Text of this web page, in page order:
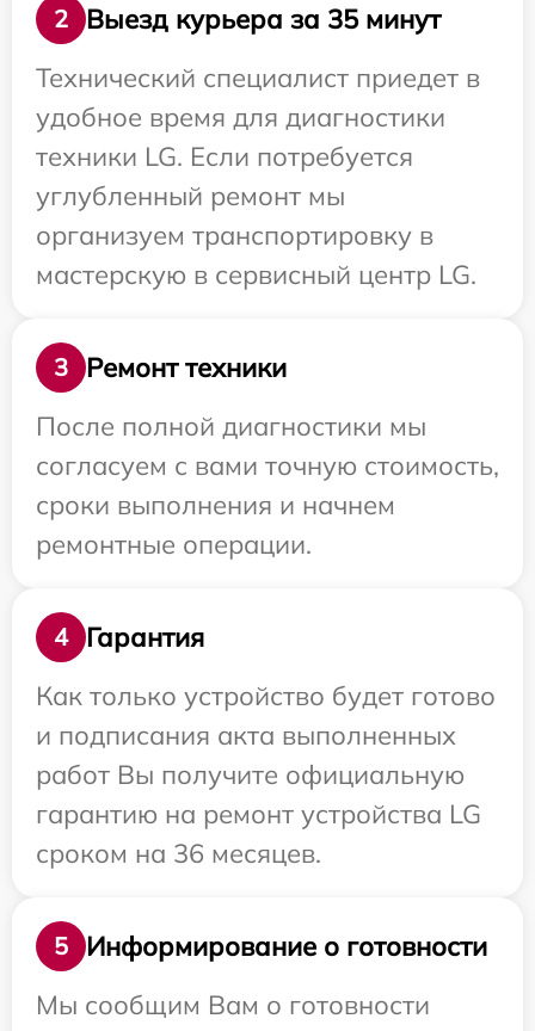
2
Выезд курьера за 35 минут
Технический специалист приедет в
удобное время для диагностики
техники LG. Если потребуется
углубленный ремонт мы
организуем транспортировку в
мастерскую в сервисный центр LG.
3
Ремонт техники
После полной диагностики мы
согласуем с вами точную стоимость,
сроки выполнения и начнем
ремонтные операции.
4
Гарантия
Как только устройство будет готово
и подписания акта выполненных
работ Вы получите официальную
гарантию на ремонт устройства LG
сроком на 36 месяцев.
5
Информирование о готовности
Мы сообщим Вам о готовности